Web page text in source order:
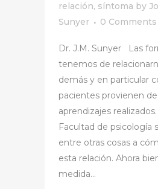
relación, síntoma by
Sunyer
0 Comments
Dr. J.M. Sunyer Las
tenemos de
demás y en particular
pacientes provienen
aprendizajes
Facultad de psicología
entre otras cosas a
esta relación. Ahora
medida...